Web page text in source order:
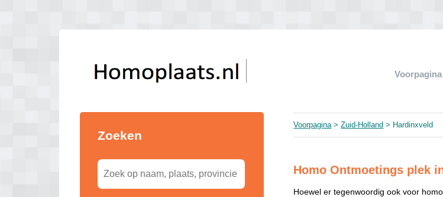
Voorpagina
Zoeken
Voorpagina>Zuid-Holland > Hardinxveld
Homo Ontmoetings plek
Hoewel er tegenwoordig ook voor